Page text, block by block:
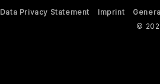
Data Privacy Statement Imprint
©